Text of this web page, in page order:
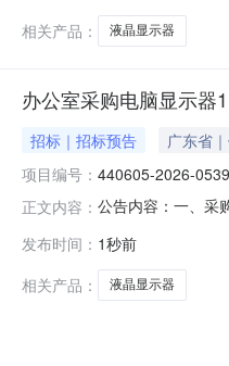
相关产品：
液晶显示器
办公室采购电脑显示器
招标｜招标预告 广东省
项目编号： 440605-2026-
正文内容： 公告内容：一、采
间：2026-08-
发布时间： 1秒前
相关产品：
液晶显示器